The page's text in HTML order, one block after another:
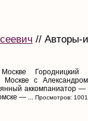
// Авторы-
Городницкий
Москве с
аккомпаниатор
— ... Просмотров: